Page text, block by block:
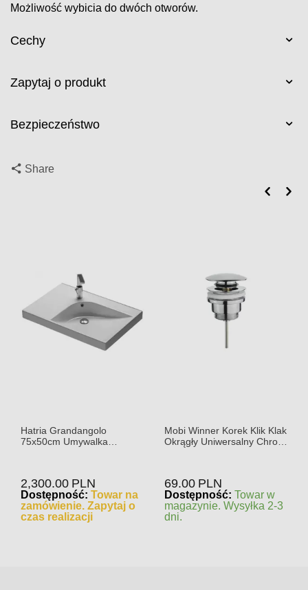
Możliwość wybicia do dwóch otworów.
Cechy
Zapytaj o produkt
Bezpieczeństwo
Share
Hatria Grandangolo
75x50cm Umywalka
2,300.00 PLN
Dostępność: Towar na
zamówienie. Zapytaj o
czas realizacji
Mobi Winner Korek Klik Klak
Okrągły Uniwersalny Chrom
69.00 PLN
Dostępność: Towar w
magazynie. Wysyłka 2-3
dni.